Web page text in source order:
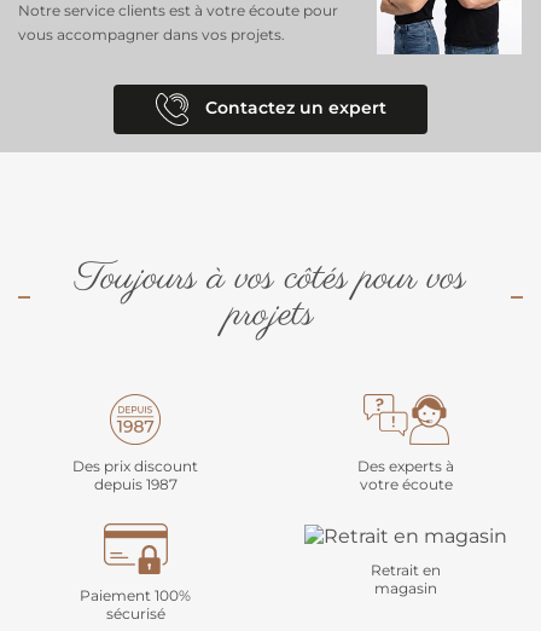
Notre service clients est à votre écoute pour
vous accompagner dans vos projets.
Contactez un expert
Toujours à vos côtés pour vos
projets
Des prix discount
depuis 1987
Des experts à
votre écoute
Paiement 100%
sécurisé
Retrait en
magasin